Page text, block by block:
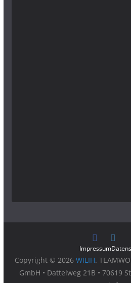
Impressum
Copyright © 2026 WILIH.
GmbH • Dattelweg 21B • 70619